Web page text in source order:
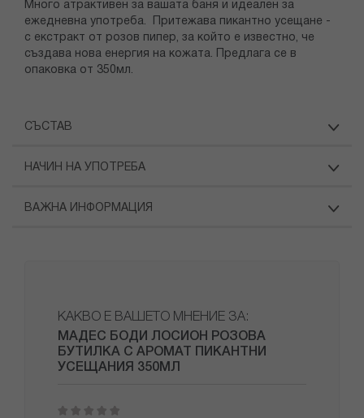
Много атрактивен за вашата баня и идеален за
ежедневна употреба. Притежава пикантно усещане -
с екстракт от розов пипер, за който е известно, че
създава нова енергия на кожата. Предлага се в
опаковка от 350мл.
СЪСТАВ
НАЧИН НА УПОТРЕБА
ВАЖНА ИНФОРМАЦИЯ
КАКВО Е ВАШЕТО МНЕНИЕ ЗА:
МАДЕС БОДИ ЛОСИОН РОЗОВА
БУТИЛКА С АРОМАТ ПИКАНТНИ
УСЕЩАНИЯ 350МЛ